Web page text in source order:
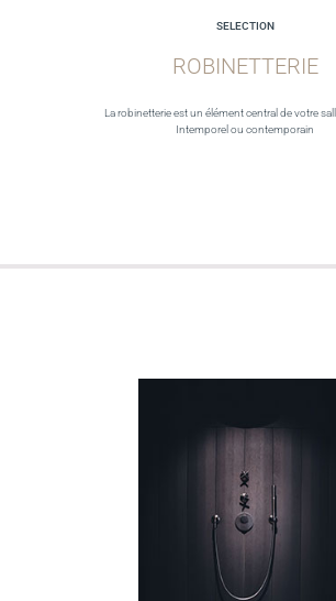
SELECTION
ROBINETTERIE
La robinetterie est un élément central de votre
Intemporel ou contemporain